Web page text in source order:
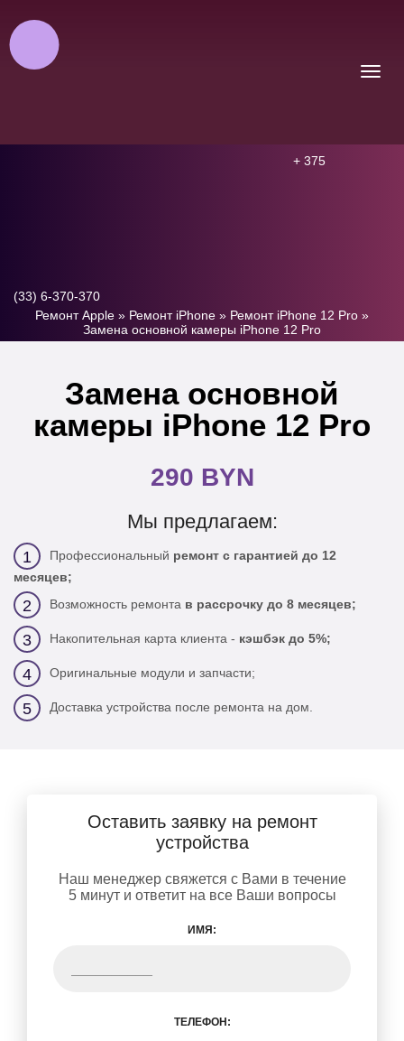
+ 375
(33) 6-370-370
Ремонт Apple » Ремонт iPhone » Ремонт iPhone 12 Pro »
Замена основной камеры iPhone 12 Pro
Замена основной
камеры iPhone 12 Pro
290 BYN
Мы предлагаем:
1 Профессиональный ремонт с гарантией до 12
месяцев;
2 Возможность ремонта в рассрочку до 8 месяцев;
3 Накопительная карта клиента - кэшбэк до 5%;
4 Оригинальные модули и запчасти;
5 Доставка устройства после ремонта на дом.
Оставить заявку на ремонт
устройства
Наш менеджер свяжется с Вами в течение
5 минут и ответит на все Ваши вопросы
ИМЯ:
ТЕЛЕФОН: